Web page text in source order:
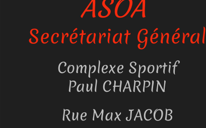
ASOA
Secrétariat Général
Complexe Sportif
Paul CHARPIN
Rue Max JACOB